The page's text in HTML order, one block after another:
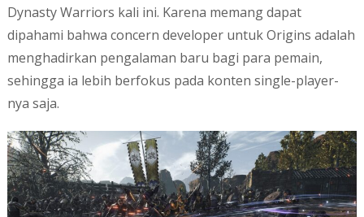
Dynasty Warriors kali ini. Karena memang dapat
dipahami bahwa concern developer untuk Origins adalah
menghadirkan pengalaman baru bagi para pemain,
sehingga ia lebih berfokus pada konten single-player-
nya saja.